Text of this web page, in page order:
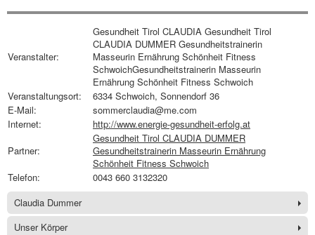
Veranstalter:
Gesundheit Tirol CLAUDIA Gesundheit Tirol
CLAUDIA DUMMER Gesundheitstrainerin
Masseurin Ernährung Schönheit Fitness
SchwoichGesundheitstrainerin Masseurin
Ernährung Schönheit Fitness Schwoich
Veranstaltungsort:
6334 Schwoich, Sonnendorf 36
E-Mail:
sommerclaudia@me.com
Internet:
http://www.energie-gesundheit-erfolg.at
Partner:
Gesundheit Tirol CLAUDIA DUMMER
Gesundheitstrainerin Masseurin Ernährung
Schönheit Fitness Schwoich
Telefon:
0043 660 3132320
Claudia Dummer
Unser Körper